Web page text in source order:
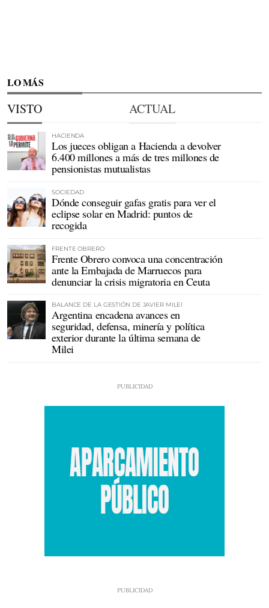
LO MÁS
VISTO ACTUAL
HACIENDA
Los jueces obligan a Hacienda a devolver
6.400 millones a más de tres millones de
pensionistas mutualistas
SOCIEDAD
Dónde conseguir gafas gratis para ver el
eclipse solar en Madrid: puntos de
recogida
FRENTE OBRERO
Frente Obrero convoca una concentración
ante la Embajada de Marruecos para
denunciar la crisis migratoria en Ceuta
BALANCE DE LA GESTIÓN DE JAVIER MILEI
Argentina encadena avances en
seguridad, defensa, minería y política
exterior durante la última semana de
Milei